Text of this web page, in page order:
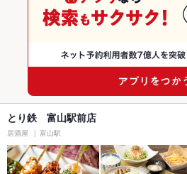
とり鉄 富山駅前店
居酒屋 富山駅